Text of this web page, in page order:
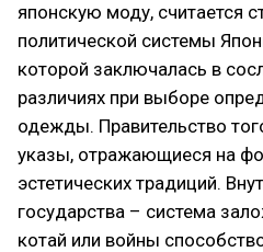
японскую моду, считается
политической системы
которой заключалась в
различиях при выборе
одежды. Правительство
указы, отражающиеся на
эстетических традиций.
государства – система
котай или войны